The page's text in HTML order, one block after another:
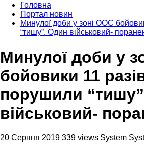
Головна
Портал новин
Минулої доби у зоні ООС
“тишу”. Один військовий-
Минулої доби у
бойовики 11
порушили
військовий-
20 Серпня 2019 339 views System